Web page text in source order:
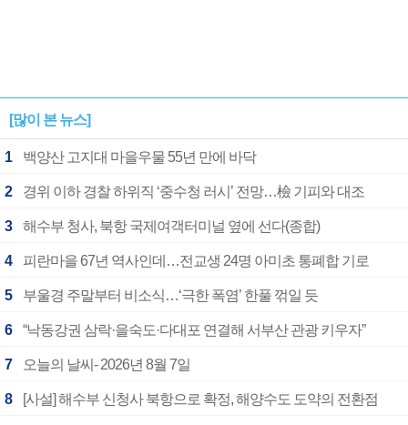
[많이 본 뉴스]
1 백양산 고지대 마을우물 55년 만에 바닥
2 경위 이하 경찰 하위직 ‘중수청 러시’ 전망…檢 기피와 대조
3 해수부 청사, 북항 국제여객터미널 옆에 선다(종합)
4 피란마을 67년 역사인데…전교생 24명 아미초 통폐합 기로
5 부울경 주말부터 비소식…‘극한 폭염’ 한풀 꺾일 듯
6 “낙동강권 삼락·을숙도·다대포 연결해 서부산 관광 키우자”
7 오늘의 날씨- 2026년 8월 7일
8 [사설] 해수부 신청사 북항으로 확정, 해양수도 도약의 전환점